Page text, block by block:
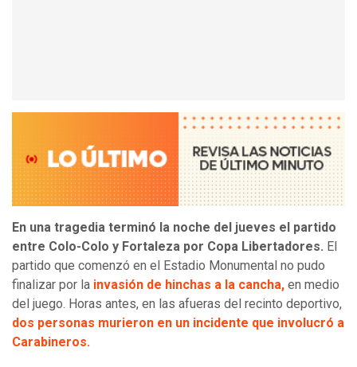
En una tragedia terminó la noche del jueves el partido
entre Colo-Colo y Fortaleza por Copa Libertadores. El
partido que comenzó en el Estadio Monumental no pudo
finalizar por la invasión de hinchas a la cancha, en medio
del juego. Horas antes, en las afueras del recinto deportivo,
dos personas murieron en un incidente que involucró a
Carabineros.